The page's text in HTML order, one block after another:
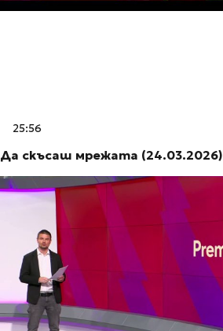
25:56
Да скъсаш мрежата (24.03.2026)